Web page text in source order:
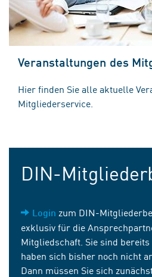
Veranstaltungen des
Hier finden Sie alle aktuelle
Mitgliederservice.
DIN-
Login zum DIN-
exklusiv für die
Mitgliedschaft. Sie sind
haben sich bisher noch nicht
Dann müssen Sie sich